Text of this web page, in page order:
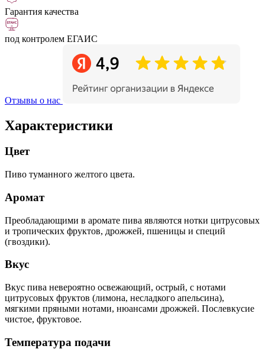
Гарантия качества
под контролем ЕГАИС
Отзывы о нас
Характеристики
Цвет
Пиво туманного желтого цвета.
Аромат
Преобладающими в аромате пива являются нотки цитрусовых
и тропических фруктов, дрожжей, пшеницы и специй
(гвоздики).
Вкус
Вкус пива невероятно освежающий, острый, с нотами
цитрусовых фруктов (лимона, несладкого апельсина),
мягкими пряными нотами, нюансами дрожжей. Послевкусие
чистое, фруктовое.
Температура подачи